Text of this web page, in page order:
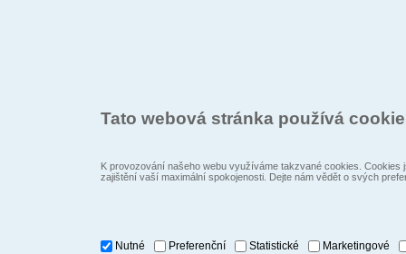
Tato webová stránka používá
K provozování našeho webu využíváme takzvané cookies.
zajištění vaší maximální spokojenosti. Dejte nám vědět o svých
Nutné Preferenční Statistické Marketingové